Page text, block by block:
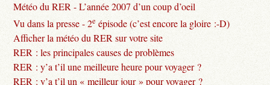
Météo du RER - L’année 2007 d’un coup d’oeil
Vu dans la presse - 2e épisode (c’est encore la gloire :-D)
Afficher la météo du RER sur votre site
RER : les principales causes de problèmes
RER : y’a t’il une meilleure heure pour voyager ?
RER : y’a t’il un « meilleur jour » pour voyager ?